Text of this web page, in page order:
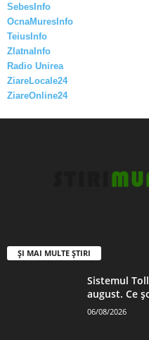
SebesInfo
OcnaMuresInfo
TeiusInfo
ZlatnaInfo
Radio Unirea
ZiareLocale24
ZiareOnline24
ȘI MAI MULTE ȘTIRI
Sistemul
august. Ce
06/08/2026